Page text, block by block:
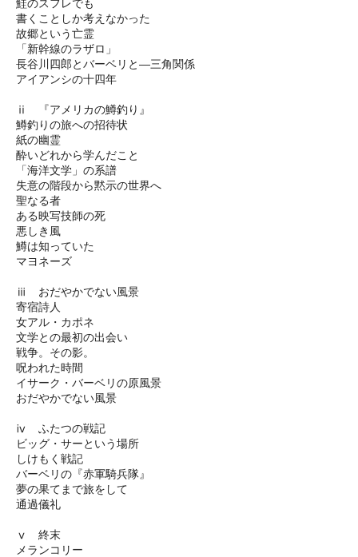
鮭のスフレでも
書くことしか考えなかった
故郷という亡霊
「新幹線のラザロ」
長谷川四郎とバーベリと―三角関係
アイアンシの十四年
ⅱ 『アメリカの鱒釣り』
鱒釣りの旅への招待状
紙の幽霊
酔いどれから学んだこと
「海洋文学」の系譜
失意の階段から黙示の世界へ
聖なる者
ある映写技師の死
悪しき風
鱒は知っていた
マヨネーズ
ⅲ おだやかでない風景
寄宿詩人
女アル・カポネ
文学との最初の出会い
戦争。その影。
呪われた時間
イサーク・バーベリの原風景
おだやかでない風景
ⅳ ふたつの戦記
ビッグ・サーという場所
しけもく戦記
バーベリの『赤軍騎兵隊』
夢の果てまで旅をして
通過儀礼
ⅴ 終末
メランコリー